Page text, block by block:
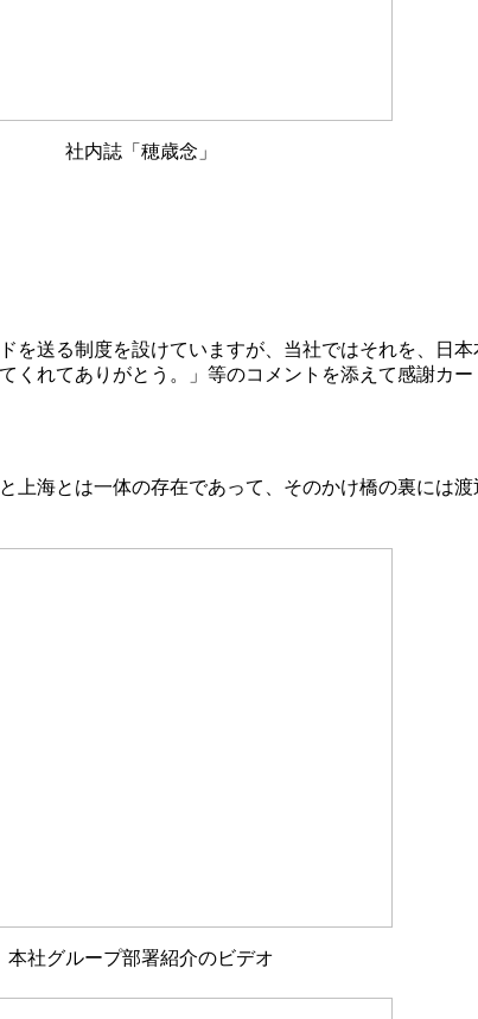
社内誌「穂歳念」
送る制度を設けていますが、当社ではそれを、日
れてありがとう。」等のコメントを添えて感謝カ
海とは一体の存在であって、そのかけ橋の裏には
本社グループ部署紹介のビデオ